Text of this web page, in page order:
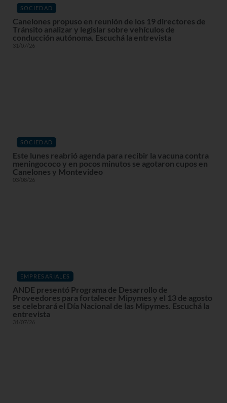
SOCIEDAD
Canelones propuso en reunión de los 19 directores de
Tránsito analizar y legislar sobre vehículos de
conducción autónoma. Escuchá la entrevista
31/07/26
SOCIEDAD
Este lunes reabrió agenda para recibir la vacuna contra
meningococo y en pocos minutos se agotaron cupos en
Canelones y Montevideo
03/08/26
EMPRESARIALES
ANDE presentó Programa de Desarrollo de
Proveedores para fortalecer Mipymes y el 13 de agosto
se celebrará el Día Nacional de las Mipymes. Escuchá la
entrevista
31/07/26